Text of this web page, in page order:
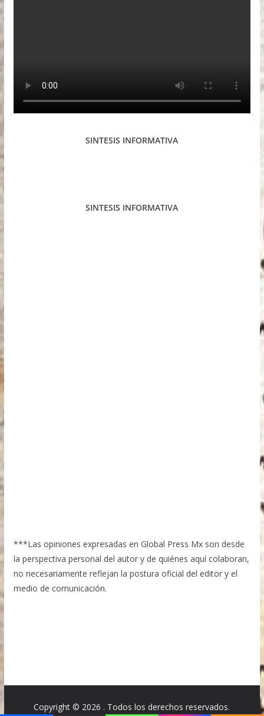
SINTESIS INFORMATIVA
SINTESIS INFORMATIVA
***Las opiniones expresadas en Global Press Mx son desde
la perspectiva personal del autor y de quiénes aquí colaboran,
no necesariamente reflejan la postura oficial del editor y el
medio de comunicación.
Copyright © 2026 . Todos los derechos reservados.